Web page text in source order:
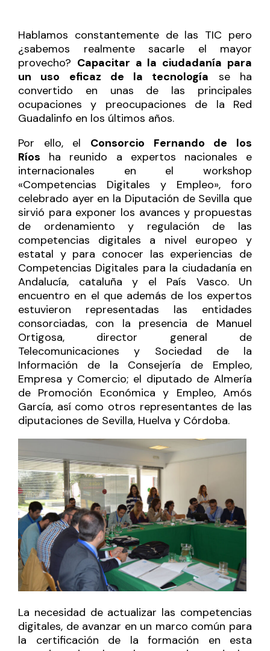
Hablamos constantemente de las TIC pero
¿sabemos realmente sacarle el mayor
provecho? Capacitar a la ciudadanía para
un uso eficaz de la tecnología se ha
convertido en unas de las principales
ocupaciones y preocupaciones de la Red
Guadalinfo en los últimos años.
Por ello, el Consorcio Fernando de los
Ríos ha reunido a expertos nacionales e
internacionales en el workshop
«Competencias Digitales y Empleo», foro
celebrado ayer en la Diputación de Sevilla que
sirvió para exponer los avances y propuestas
de ordenamiento y regulación de las
competencias digitales a nivel europeo y
estatal y para conocer las experiencias de
Competencias Digitales para la ciudadanía en
Andalucía, cataluña y el País Vasco. Un
encuentro en el que además de los expertos
estuvieron representadas las entidades
consorciadas, con la presencia de Manuel
Ortigosa, director general de
Telecomunicaciones y Sociedad de la
Información de la Consejería de Empleo,
Empresa y Comercio; el diputado de Almería
de Promoción Económica y Empleo, Amós
García, así como otros representantes de las
diputaciones de Sevilla, Huelva y Córdoba.
La necesidad de actualizar las competencias
digitales, de avanzar en un marco común para
la certificación de la formación en esta